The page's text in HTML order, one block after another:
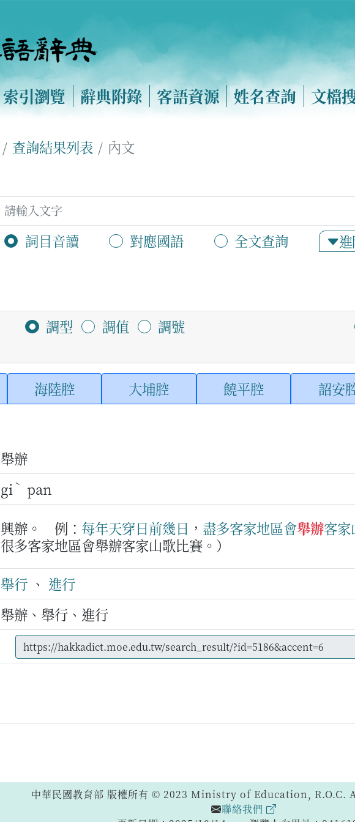
索引瀏覽 辭典附錄 客語資源 姓名查詢 文檔
查詢結果列表 內文
詞目音讀 對應國語 全文查詢
調型 調值 調號
海陸腔 大埔腔 饒平腔 詔安
舉辦
gi ˋ pan
興辦。 例： 每年天穿日前幾日 ， 盡多客家地區會舉辦客家
很多客家地區會舉辦客家山歌比賽。）
舉行 、 進行
舉辦、舉行、進行
中華民國教育部 版權所有 © 2023 Ministry of Education,
聯絡我們